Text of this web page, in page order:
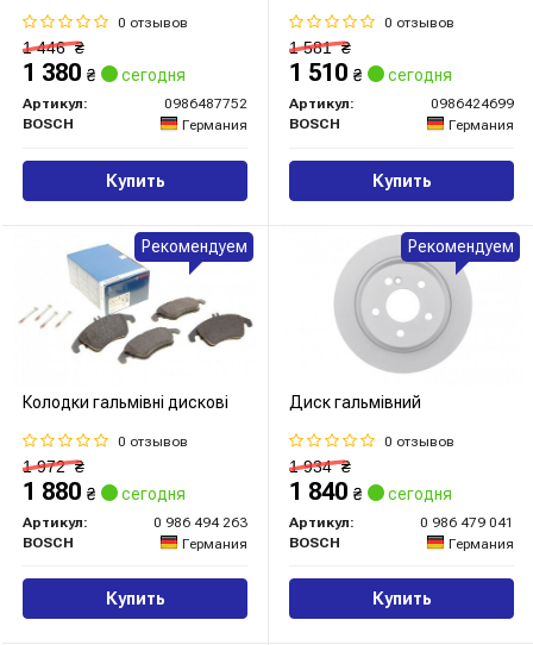
0 отзывов
1 446₴
1 380 ₴ сегодня
Артикул:
0986487752
BOSCH
Германия
Купить
0 отзывов
1 581₴
1 510 ₴ сегодня
Артикул:
0986424699
BOSCH
Германия
Купить
Колодки гальмівні дискові
0 отзывов
1 972₴
1 880 ₴ сегодня
Артикул:
0 986 494 263
BOSCH
Германия
Купить
Рекомендуем
Диск гальмівний
0 отзывов
1 934₴
1 840 ₴ сегодня
Артикул:
0 986 479 041
BOSCH
Германия
Купить
Рекомендуем